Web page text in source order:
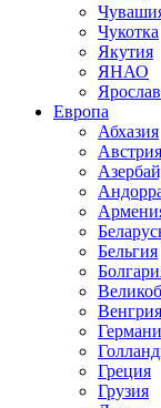
Чукотка
Якутия
ЯНАО
Европа
Абхазия
Австрия
Бельгия
Венгрия
Греция
Грузия